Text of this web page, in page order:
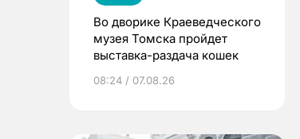
Во дворике Краеведческого
музея Томска пройдет
выставка-раздача кошек
08:24 / 07.08.26